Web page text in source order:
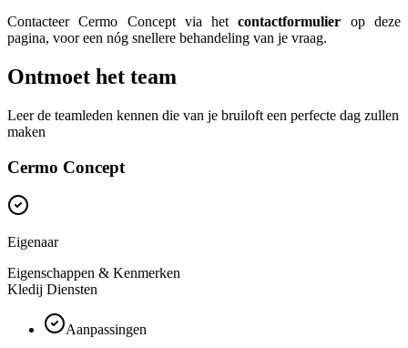
Contacteer Cermo Concept via hetcontactformulier op deze
pagina, voor een nóg snellere behandeling van je vraag.
Ontmoet het team
Leer de teamleden kennen die van je bruiloft een perfecte dag zullen
maken
Cermo Concept
Eigenaar
Eigenschappen & Kenmerken
Kledij Diensten
Aanpassingen